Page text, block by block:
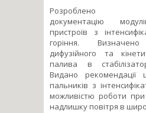
Розроблено
документацію
пристроїв з
горіння. Визначено
дифузійного та
палива в
Видано рекомендації
пальників з
можливістю роботи при
надлишку повітря в